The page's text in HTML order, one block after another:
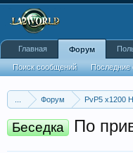
Форум PvP5 x1200
Беседка По
Главная Форум
Поиск сообщений Последние